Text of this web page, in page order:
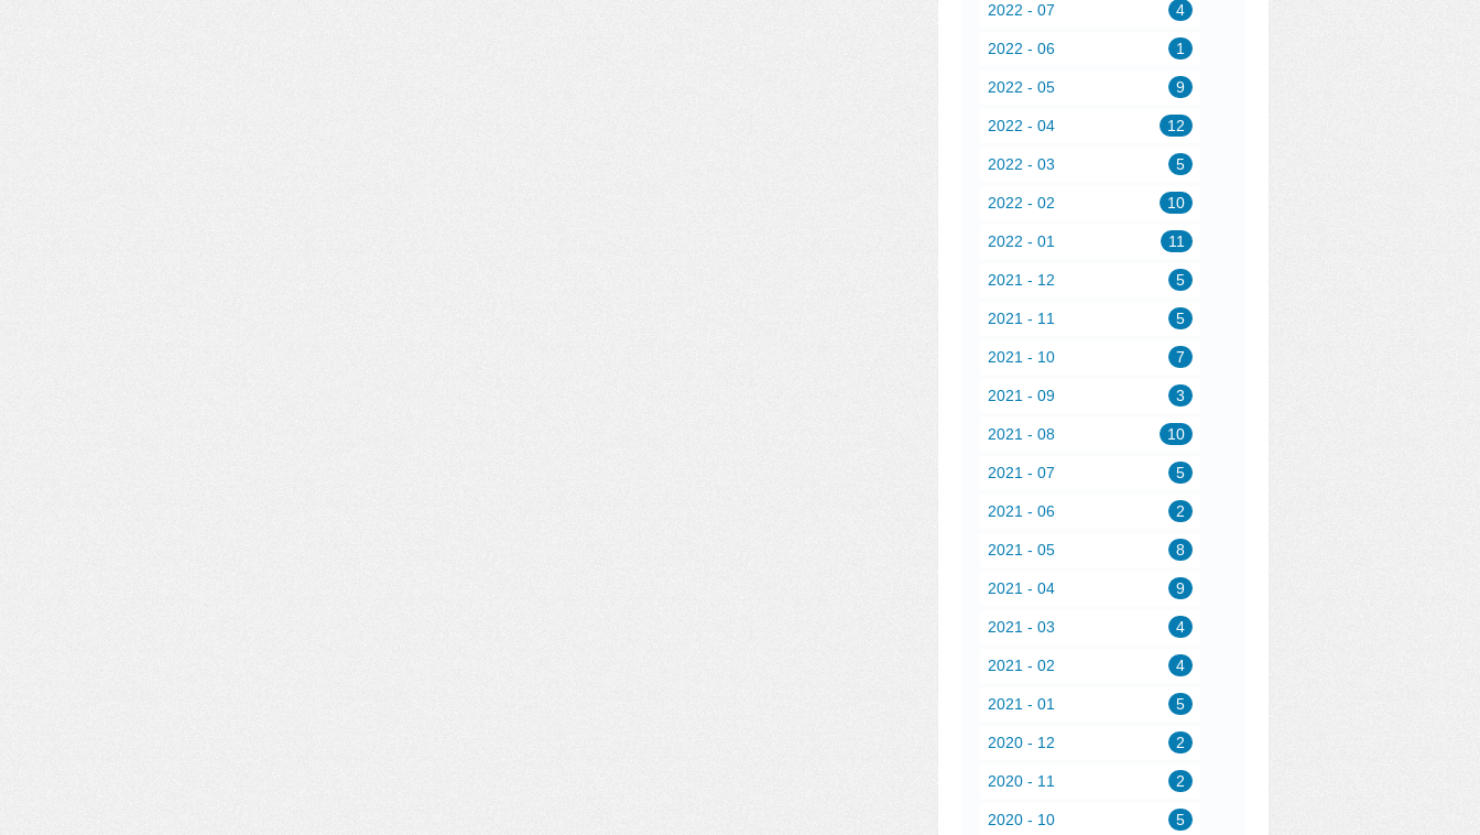
2022 - 07 4
2022 - 06 1
2022 - 05 9
2022 - 04 12
2022 - 03 5
2022 - 02 10
2022 - 01 11
2021 - 12 5
2021 - 11 5
2021 - 10 7
2021 - 09 3
2021 - 08 10
2021 - 07 5
2021 - 06 2
2021 - 05 8
2021 - 04 9
2021 - 03 4
2021 - 02 4
2021 - 01 5
2020 - 12 2
2020 - 11 2
2020 - 10 5